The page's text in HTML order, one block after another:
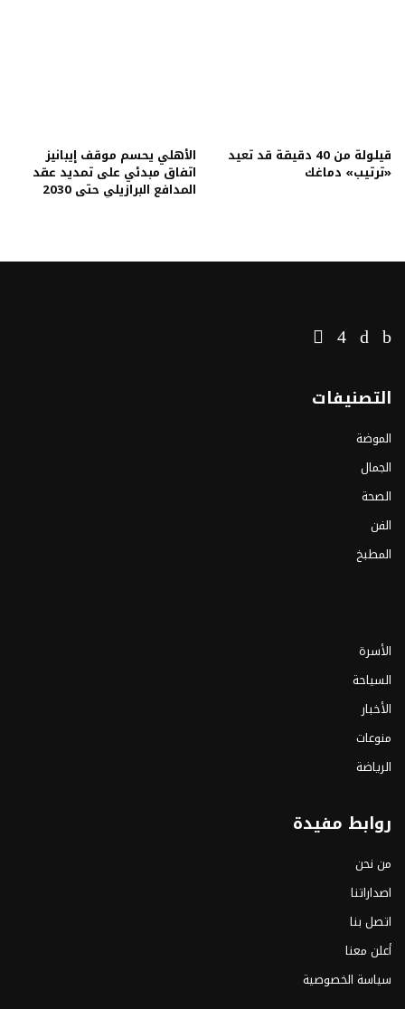
قيلولة من 40 دقيقة قد تعيد
«ترتيب» دماغك
الأهلي يحسم موقف إيبانيز
اتفاق مبدئي على تمديد عقد
المدافع البرازيلي حتى 2030
التصنيفات
الموضة
الجمال
الصحة
الفن
المطبخ
الأسرة
السياحة
الأخبار
منوعات
الرياضة
روابط مفيدة
من نحن
اصداراتنا
اتصل بنا
أعلن معنا
سياسة الخصوصية